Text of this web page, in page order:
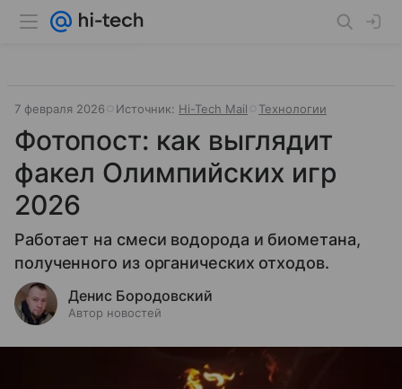
7 февраля 2026 Источник: Hi-Tech Mail Технологии
Фотопост: как выглядит
факел Олимпийских игр
2026
Работает на смеси водорода и биометана,
полученного из органических отходов.
Денис Бородовский
Автор новостей